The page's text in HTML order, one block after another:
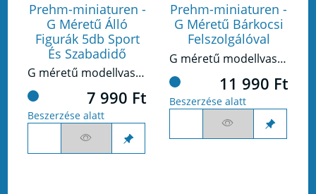
Prehm-miniaturen -
G Méretű Álló
Figurák 5db Sport
És Szabadidő
G méretű modellvasúthoz készült figura készlet.
7 990 Ft
Beszerzése alatt
Prehm-miniaturen -
G Méretű Bárkocsi
Felszolgálóval
G méretű modellvasúthoz készült figura készlet.
11 990 Ft
Beszerzése alatt